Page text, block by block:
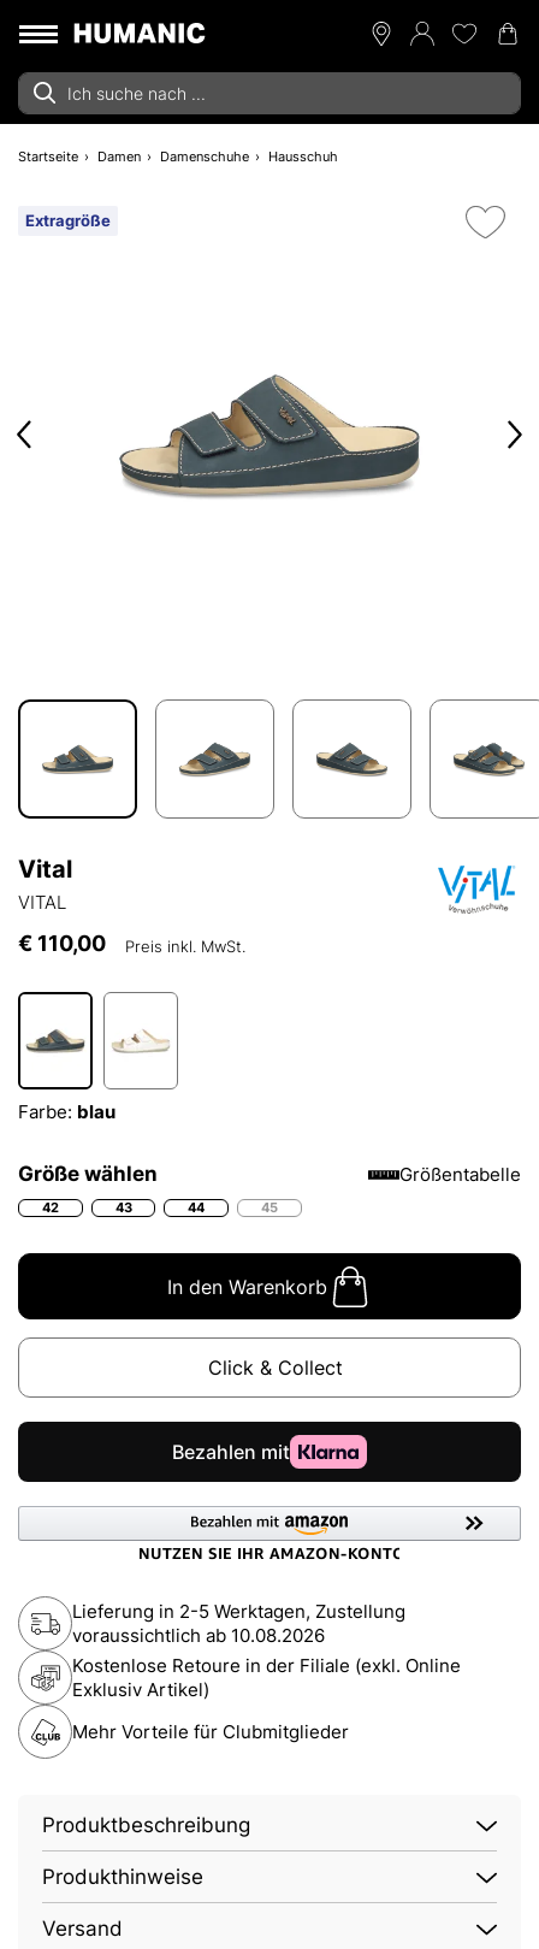
Startseite Damen Damenschuhe Hausschuh
Extragröße
Vital
VITAL
€ 110,00 Preis inkl. MwSt.
Farbe: blau
Größe wählen Größentabelle
42 43 44 45
In den Warenkorb
Click & Collect
Lieferung in 2-5 Werktagen, Zustellung
voraussichtlich ab 10.08.2026
Kostenlose Retoure in der Filiale (exkl. Online
Exklusiv Artikel)
Mehr Vorteile für Clubmitglieder
Produktbeschreibung
Produkthinweise
Versand